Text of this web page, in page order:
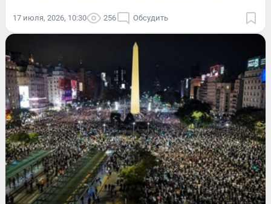
17 июля, 2026, 10:30 256 Обсудить